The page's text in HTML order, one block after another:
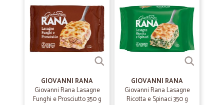
GIOVANNI RANA
Giovanni Rana Lasagne
Funghi e Prosciutto 350 g
GIOVANNI RANA
Giovanni Rana Lasagne
Ricotta e Spinaci 350 g